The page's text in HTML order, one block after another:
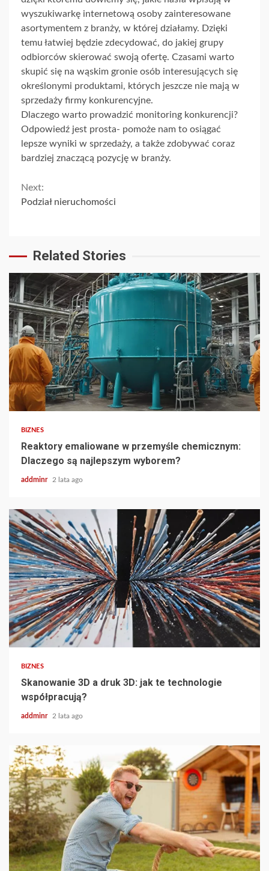
wyszukiwarkę internetową osoby zainteresowane
asortymentem z branży, w której działamy. Dzięki
temu łatwiej będzie zdecydować, do jakiej grupy
odbiorców skierować swoją ofertę. Czasami warto
skupić się na wąskim gronie osób interesujących się
określonymi produktami, których jeszcze nie mają w
sprzedaży firmy konkurencyjne.
Dlaczego warto prowadzić monitoring konkurencji?
Odpowiedź jest prosta- pomoże nam to osiągać
lepsze wyniki w sprzedaży, a także zdobywać coraz
bardziej znaczącą pozycję w branży.
Continue
Reading
Next:
Podział nieruchomości
Related Stories
BIZNES
Reaktory emaliowane w przemyśle chemicznym:
Dlaczego są najlepszym wyborem?
addminr 2 lata ago
BIZNES
Skanowanie 3D a druk 3D: jak te technologie
współpracują?
addminr 2 lata ago